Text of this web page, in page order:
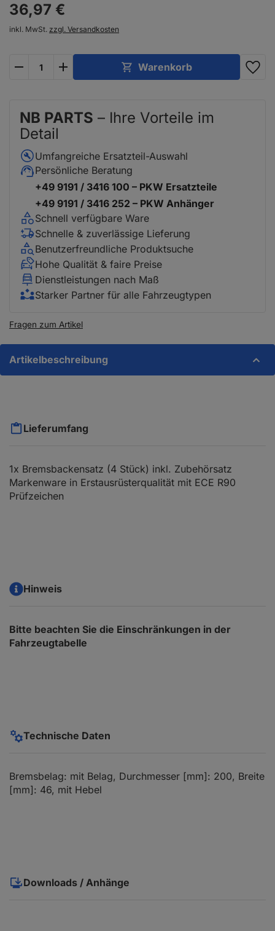
36,97 €
inkl. MwSt. zzgl. Versandkosten
Warenkorb
NB PARTS – Ihre Vorteile im
Detail
Umfangreiche Ersatzteil-Auswahl
Persönliche Beratung
+49 9191 / 3416 100 – PKW Ersatzteile
+49 9191 / 3416 252 – PKW Anhänger
Schnell verfügbare Ware
Schnelle & zuverlässige Lieferung
Benutzerfreundliche Produktsuche
Hohe Qualität & faire Preise
Dienstleistungen nach Maß
Starker Partner für alle Fahrzeugtypen
Fragen zum Artikel
Artikelbeschreibung
Lieferumfang
1x Bremsbackensatz (4 Stück) inkl. Zubehörsatz
Markenware in Erstausrüsterqualität mit ECE R90
Prüfzeichen
Hinweis
Bitte beachten Sie die Einschränkungen in der
Fahrzeugtabelle
Technische Daten
Bremsbelag: mit Belag, Durchmesser [mm]: 200, Breite
[mm]: 46, mit Hebel
Downloads / Anhänge